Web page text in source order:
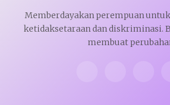
Memberdayakan perempuan
ketidaksetaraan dan diskriminasi.
membuat